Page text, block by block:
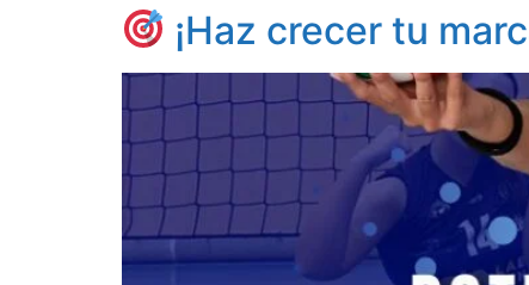
¡Haz crecer tu